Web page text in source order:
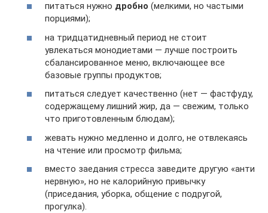
питаться нужно дробно (мелкими, но частыми
порциями);
на тридцатидневный период не стоит
увлекаться монодиетами — лучше построить
сбалансированное меню, включающее все
базовые группы продуктов;
питаться следует качественно (нет — фастфуду,
содержащему лишний жир, да — свежим, только
что приготовленным блюдам);
жевать нужно медленно и долго, не отвлекаясь
на чтение или просмотр фильма;
вместо заедания стресса заведите другую «анти
нервную», но не калорийную привычку
(приседания, уборка, общение с подругой,
прогулка).